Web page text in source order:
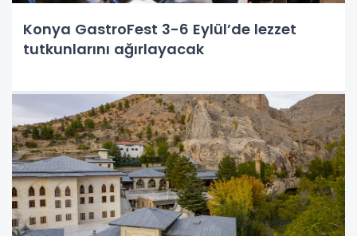
Konya GastroFest 3-6 Eylül’de lezzet
tutkunlarını ağırlayacak